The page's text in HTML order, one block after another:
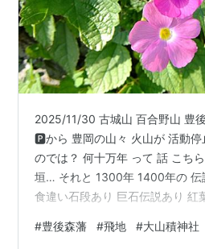
2025/11/30 古城山 百合野山 豊
🅿から 豊岡の山々 火山が 活動停
のでは？ 何十万年 って 話 こち
垣… それと 1300年 1400年の 伝
食違い石段あり 巨石伝説あり 紅
上がる道が交差 この道は ぐるっ
#豊後森藩 #飛地 #大山積神社